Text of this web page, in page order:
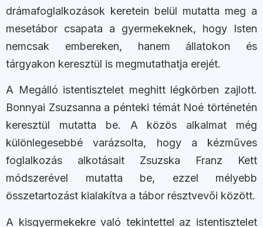
drámafoglalkozások keretein belül mutatta meg a
mesetábor csapata a gyermekeknek, hogy Isten
nemcsak embereken, hanem állatokon és
tárgyakon keresztül is megmutathatja erejét.
A Megálló istentisztelet meghitt légkörben zajlott.
Bonnyai Zsuzsanna a pénteki témát Noé történetén
keresztül mutatta be. A közös alkalmat még
különlegesebbé varázsolta, hogy a kézműves
foglalkozás alkotásait Zsuzska Franz Kett
módszerével mutatta be, ezzel mélyebb
összetartozást kialakítva a tábor résztvevői között.
A kisgyermekekre való tekintettel az istentisztelet